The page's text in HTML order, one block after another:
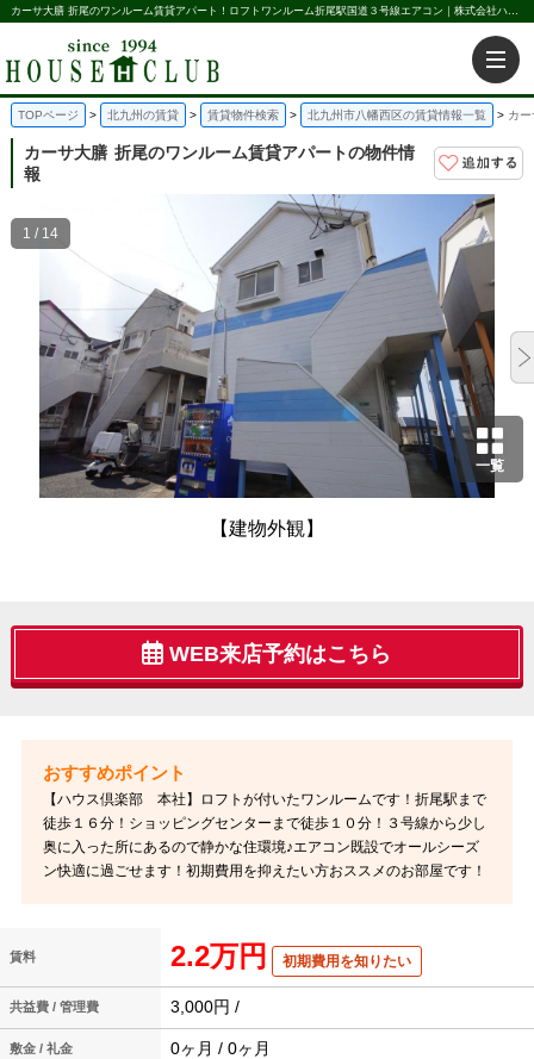
カーサ大膳 折尾のワンルーム賃貸アパート！ロフトワンルーム折尾駅国道３号線エアコン｜株式会社ハウス倶楽部
TOPページ 北九州の賃貸 賃貸物件検索 北九州市八幡西区の賃貸情報一覧 カ
カーサ大膳 折尾のワンルーム賃貸アパートの物件情
報
一覧
【建物外観】
1 / 14
WEB来店予約はこちら
【ハウス倶楽部 本社】ロフトが付いたワンルームです！折尾駅まで
徒歩１６分！ショッピングセンターまで徒歩１０分！３号線から少し
奥に入った所にあるので静かな住環境♪エアコン既設でオールシーズ
ン快適に過ごせます！初期費用を抑えたい方おススメのお部屋です！
賃料 2.2万円 初期費用を知りたい
共益費 / 管理費 3,000円 /
敷金 / 礼金 0ヶ月 / 0ヶ月